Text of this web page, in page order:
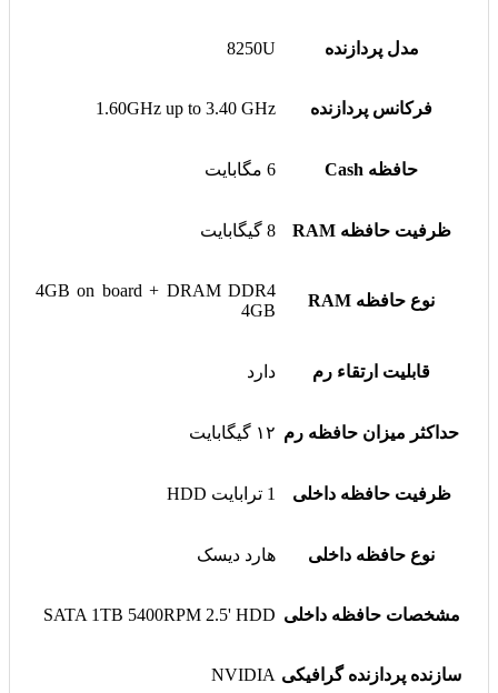
مدل پردازنده 8250U
فرکانس پردازنده 1.60GHz up to 3.40 GHz
حافظه Cash 6 مگابایت
ظرفیت حافظه RAM 8 گیگابایت
نوع حافظه RAM
4GB on board + DRAM DDR4
4GB
قابلیت ارتقاء رم دارد
حداکثر میزان حافظه رم ۱۲ گیگابایت
ظرفیت حافظه داخلی 1 ترابایت HDD
نوع حافظه داخلی هارد دیسک
مشخصات حافظه داخلی SATA 1TB 5400RPM 2.5' HDD
سازنده پردازنده گرافیکی NVIDIA